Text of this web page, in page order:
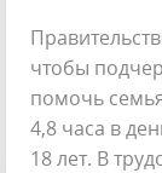
чтобы
помочь
4,8 часа в
18 лет. В